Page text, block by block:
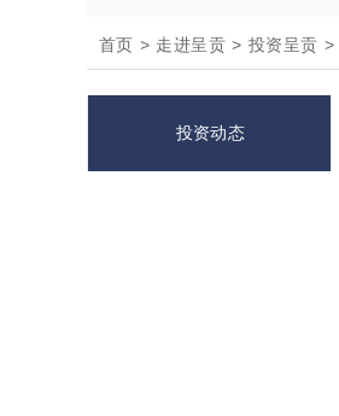
首页 > 走进呈贡 > 投资呈贡 >
投资动态